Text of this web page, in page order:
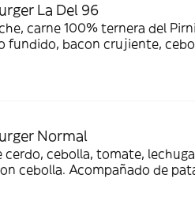
La Del 96
carne 100% ternera del
fundido, bacon crujiente,
Normal
cerdo, cebolla, tomate,
cebolla. Acompañado de